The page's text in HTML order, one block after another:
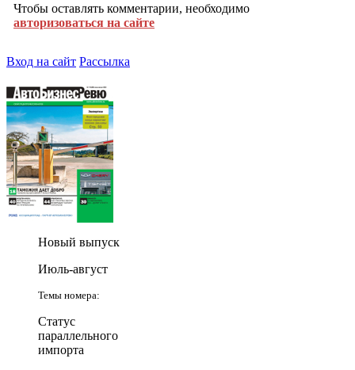
Чтобы оставлять комментарии, необходимо
авторизоваться на сайте
Вход на сайт Рассылка
Новый выпуск
Июль-август
Темы номера:
Статус
параллельного
импорта